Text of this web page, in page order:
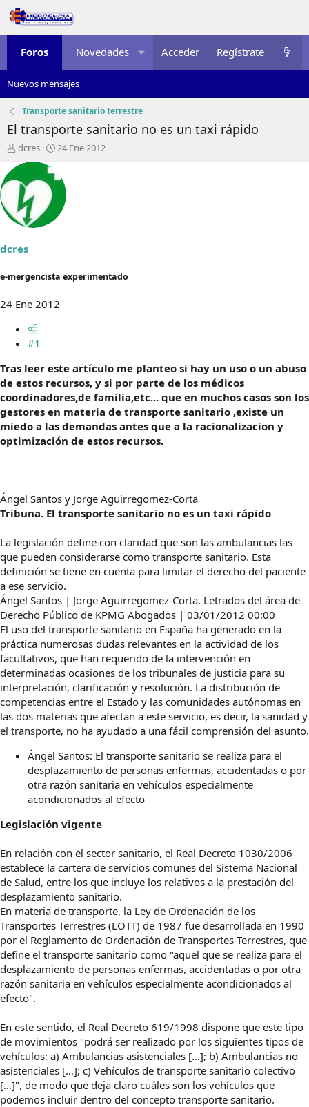
Foros Novedades Multimedia Recursos
Acceder Regístrate
Nuevos mensajes
Transporte sanitario terrestre
El transporte sanitario no es un taxi rápido
I
c
i
a
d
r
l
e
a
dcres
F
h
d
e
i
24 Ene 2012
dcres
e-mergencista experimentado
24 Ene 2012
#1
Tras leer este artículo me planteo si hay un uso o un abuso
de estos recursos, y si por parte de los médicos
coordinadores,de familia,etc... que en muchos casos son los
gestores en materia de transporte sanitario ,existe un
miedo a las demandas antes que a la racionalizacion y
optimización de estos recursos.
Ángel Santos y Jorge Aguirregomez-Corta
Tribuna. El transporte sanitario no es un taxi rápido
La legislación define con claridad que son las ambulancias las
que pueden considerarse como transporte sanitario. Esta
definición se tiene en cuenta para limitar el derecho del paciente
a ese servicio.
Ángel Santos | Jorge Aguirregomez-Corta. Letrados del área de
Derecho Público de KPMG Abogados | 03/01/2012 00:00
El uso del transporte sanitario en España ha generado en la
práctica numerosas dudas relevantes en la actividad de los
facultativos, que han requerido de la intervención en
determinadas ocasiones de los tribunales de justicia para su
interpretación, clarificación y resolución. La distribución de
competencias entre el Estado y las comunidades autónomas en
las dos materias que afectan a este servicio, es decir, la sanidad y
el transporte, no ha ayudado a una fácil comprensión del asunto.
Ángel Santos: El transporte sanitario se realiza para el
desplazamiento de personas enfermas, accidentadas o por
otra razón sanitaria en vehículos especialmente
acondicionados al efecto
Legislación vigente
En relación con el sector sanitario, el Real Decreto 1030/2006
establece la cartera de servicios comunes del Sistema Nacional
de Salud, entre los que incluye los relativos a la prestación del
desplazamiento sanitario.
En materia de transporte, la Ley de Ordenación de los
Transportes Terrestres (LOTT) de 1987 fue desarrollada en 1990
por el Reglamento de Ordenación de Transportes Terrestres, que
define el transporte sanitario como "aquel que se realiza para el
desplazamiento de personas enfermas, accidentadas o por otra
razón sanitaria en vehículos especialmente acondicionados al
efecto".
En este sentido, el Real Decreto 619/1998 dispone que este tipo
de movimientos "podrá ser realizado por los siguientes tipos de
vehículos: a) Ambulancias asistenciales […]; b) Ambulancias no
asistenciales […]; c) Vehículos de transporte sanitario colectivo
[…]", de modo que deja claro cuáles son los vehículos que
podemos incluir dentro del concepto transporte sanitario.